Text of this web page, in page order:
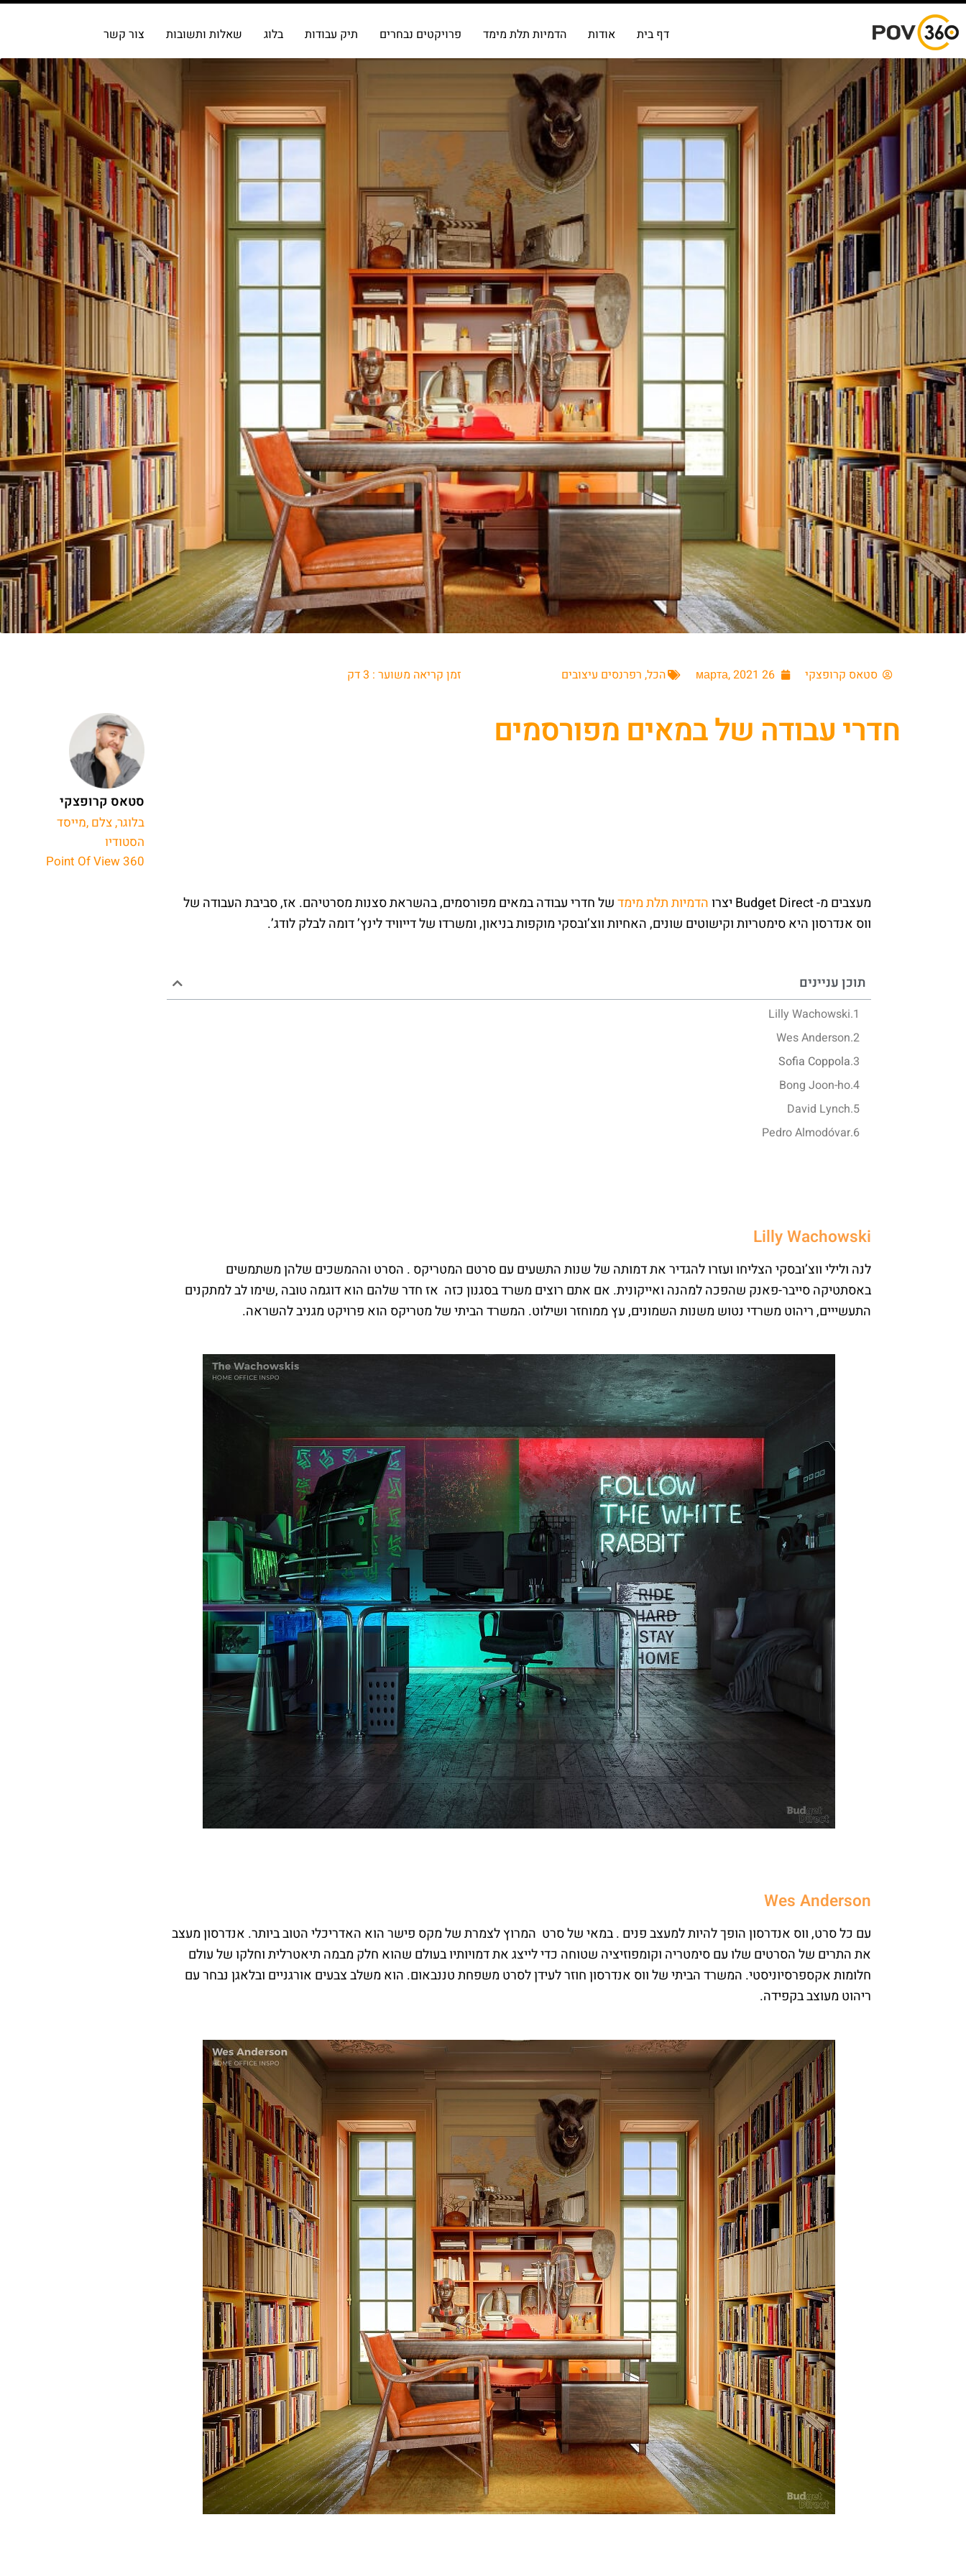
דף בית אודות הדמיות תלת מימד פרויקטים נבחרים תיק עבודות בלוג שאלות ותשובות צור קשר
סטאס קרופצקי 26 марта, 2021 הכל, רפרנסים עיצובים זמן קריאה משוער : 3דק
חדרי עבודה של במאים מפורסמים
סטאס קרופצקי
בלוגר, צלם ,מייסד
הסטודיו
Point Of View 360
מעצבים מ- Budget Direct יצרו הדמיות תלת מימדשל חדרי עבודה במאים מפורסמים, בהשראת סצנות מסרטיהם. אז, סביבת העבודה של
ווס אנדרסון היא סימטריות וקישוטים שונים, האחיות ווצ’ובסקי מוקפות בניאון, ומשרדו של דייוויד לינץ’ דומה לבלק לודג’.
תוכן עניינים
Lilly Wachowski
Wes Anderson
Sofia Coppola
Bong Joon-ho
David Lynch
Pedro Almodóvar
Lilly Wachowski
לנה ולילי ווצ’ובסקי הצליחו ועזרו להגדיר את דמותה של שנות התשעים עם סרטם המטריקס . הסרט וההמשכים שלהן משתמשים
באסתטיקה סייבר-פאנק שהפכה למהנה ואייקונית. אם אתם רוצים משרד בסגנון כזה אז חדר שלהם הוא דוגמה טובה ,שימו לב למתקנים
התעשייים, ריהוט משרדי נטוש משנות השמונים, עץ ממוחזר ושילוט. המשרד הביתי של מטריקס הוא פרויקט מגניב להשראה.
Wes Anderson
עם כל סרט, ווס אנדרסון הופך להיות למעצב פנים . במאי של סרט המרוץ לצמרת של מקס פישר הוא האדריכלי הטוב ביותר. אנדרסון מעצב
את התרים של הסרטים שלו עם סימטריה וקומפוזיציה שטוחה כדי לייצג את דמויותיו בעולם שהוא חלק מבמה תיאטרלית וחלקו של עולם
חלומות אקספרסיוניסטי. המשרד הביתי של ווס אנדרסון חוזר לעידן לסרט משפחת טננבאום. הוא משלב צבעים אורגניים ובלאגן נבחר עם
ריהוט מעוצב בקפידה.